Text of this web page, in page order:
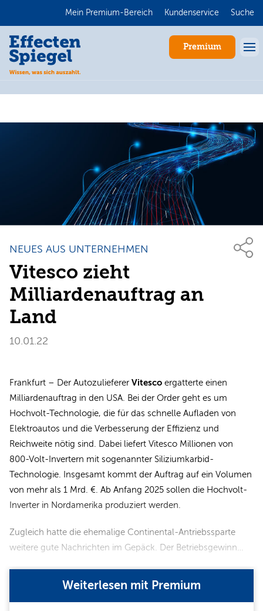
Mein Premium-Bereich Kundenservice Suche
Premium
NEUES AUS UNTERNEHMEN
Vitesco zieht
Milliardenauftrag an
Land
10.01.22
Frankfurt – Der Autozulieferer Vitesco ergatterte einen
Milliardenauftrag in den USA. Bei der Order geht es um
Hochvolt-Technologie, die für das schnelle Aufladen von
Elektroautos und die Verbesserung der Effizienz und
Reichweite nötig sind. Dabei liefert Vitesco Millionen von
800-Volt-Invertern mit sogenannter Siliziumkarbid-
Technologie. Insgesamt kommt der Auftrag auf ein Volumen
von mehr als 1 Mrd. €. Ab Anfang 2025 sollen die Hochvolt-
Inverter in Nordamerika produziert werden.
Zugleich hatte die ehemalige Continental-Antriebssparte
weitere gute Nachrichten im Gepäck. Der Betriebsgewinn…
Weiterlesen mit Premium
Anmelden